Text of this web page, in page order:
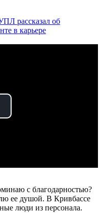
рассказал об
в карьере
с благодарностью?
ее душой. В Кривбассе
люди из персонала.